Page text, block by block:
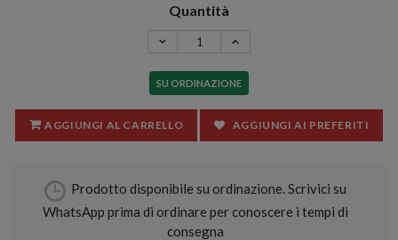
Quantità
SU ORDINAZIONE
AGGIUNGI AL CARRELLO AGGIUNGI AI PREFERITI
Prodotto disponibile su ordinazione. Scrivici su
WhatsApp prima di ordinare per conoscere i tempi di
consegna